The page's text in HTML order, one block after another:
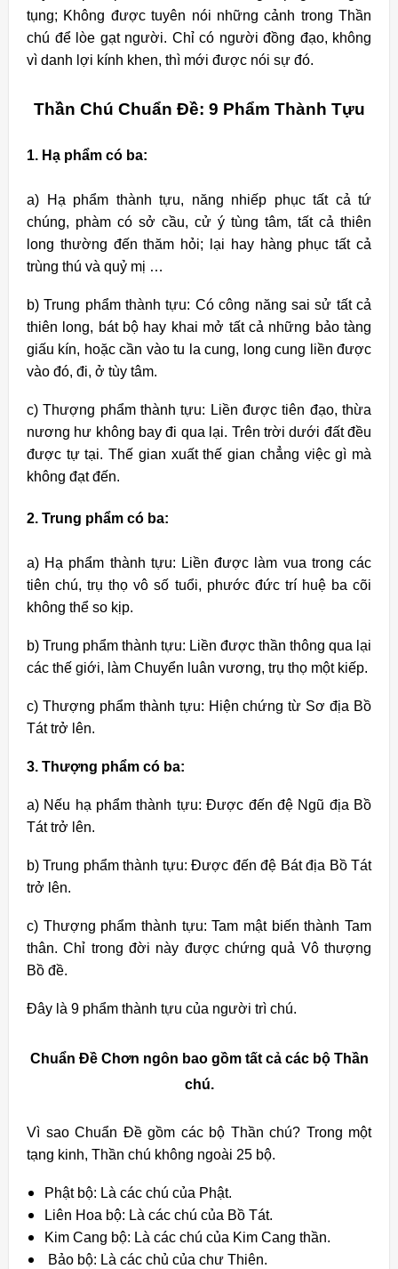
tụng; Không được tuyên nói những cảnh trong Thần
chú để lòe gạt người. Chỉ có người đồng đạo, không
vì danh lợi kính khen, thì mới được nói sự đó.
Thần Chú Chuẩn Đề: 9 Phẩm Thành Tựu
1. Hạ phẩm có ba:
a) Hạ phẩm thành tựu, năng nhiếp phục tất cả tứ
chúng, phàm có sở cầu, cử ý tùng tâm, tất cả thiên
long thường đến thăm hỏi; lại hay hàng phục tất cả
trùng thú và quỷ mị …
b) Trung phẩm thành tựu: Có công năng sai sử tất cả
thiên long, bát bộ hay khai mở tất cả những bảo tàng
giấu kín, hoặc cần vào tu la cung, long cung liền được
vào đó, đi, ở tùy tâm.
c) Thượng phẩm thành tựu: Liền được tiên đạo, thừa
nương hư không bay đi qua lại. Trên trời dưới đất đều
được tự tại. Thế gian xuất thế gian chẳng việc gì mà
không đạt đến.
2. Trung phẩm có ba:
a) Hạ phẩm thành tựu: Liền được làm vua trong các
tiên chú, trụ thọ vô số tuổi, phước đức trí huệ ba cõi
không thể so kịp.
b) Trung phẩm thành tựu: Liền được thần thông qua lại
các thế giới, làm Chuyển luân vương, trụ thọ một kiếp.
c) Thượng phẩm thành tựu: Hiện chứng từ Sơ địa Bồ
Tát trở lên.
3. Thượng phẩm có ba:
a) Nếu hạ phẩm thành tựu: Được đến đệ Ngũ địa Bồ
Tát trở lên.
b) Trung phẩm thành tựu: Được đến đệ Bát địa Bồ Tát
trở lên.
c) Thượng phẩm thành tựu: Tam mật biến thành Tam
thân. Chỉ trong đời này được chứng quả Vô thượng
Bồ đề.
Đây là 9 phẩm thành tựu của người trì chú.
Chuẩn Đề Chơn ngôn bao gồm tất cả các bộ Thần
chú.
Vì sao Chuẩn Đề gồm các bộ Thần chú? Trong một
tạng kinh, Thần chú không ngoài 25 bộ.
Phật bộ: Là các chú của Phật.
Liên Hoa bộ: Là các chú của Bồ Tát.
Kim Cang bộ: Là các chú của Kim Cang thần.
Bảo bộ: Là các chủ của chư Thiên.